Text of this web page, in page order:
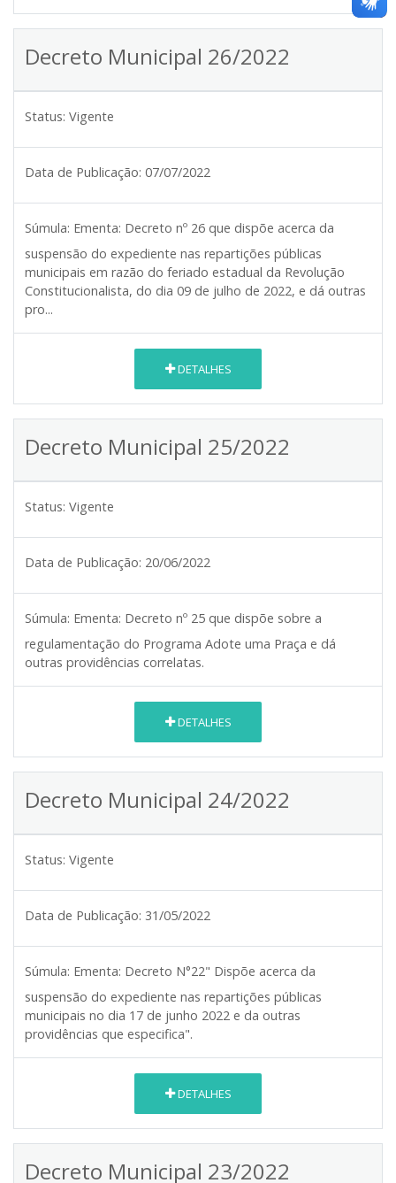
Decreto Municipal 26/2022
Status: Vigente
Data de Publicação: 07/07/2022
Súmula: Ementa: Decreto nº 26 que dispõe acerca da
suspensão do expediente nas repartições públicas
municipais em razão do feriado estadual da Revolução
Constitucionalista, do dia 09 de julho de 2022, e dá outras
pro...
DETALHES
Decreto Municipal 25/2022
Status: Vigente
Data de Publicação: 20/06/2022
Súmula: Ementa: Decreto nº 25 que dispõe sobre a
regulamentação do Programa Adote uma Praça e dá
outras providências correlatas.
DETALHES
Decreto Municipal 24/2022
Status: Vigente
Data de Publicação: 31/05/2022
Súmula: Ementa: Decreto N°22" Dispõe acerca da
suspensão do expediente nas repartições públicas
municipais no dia 17 de junho 2022 e da outras
providências que especifica".
DETALHES
Decreto Municipal 23/2022